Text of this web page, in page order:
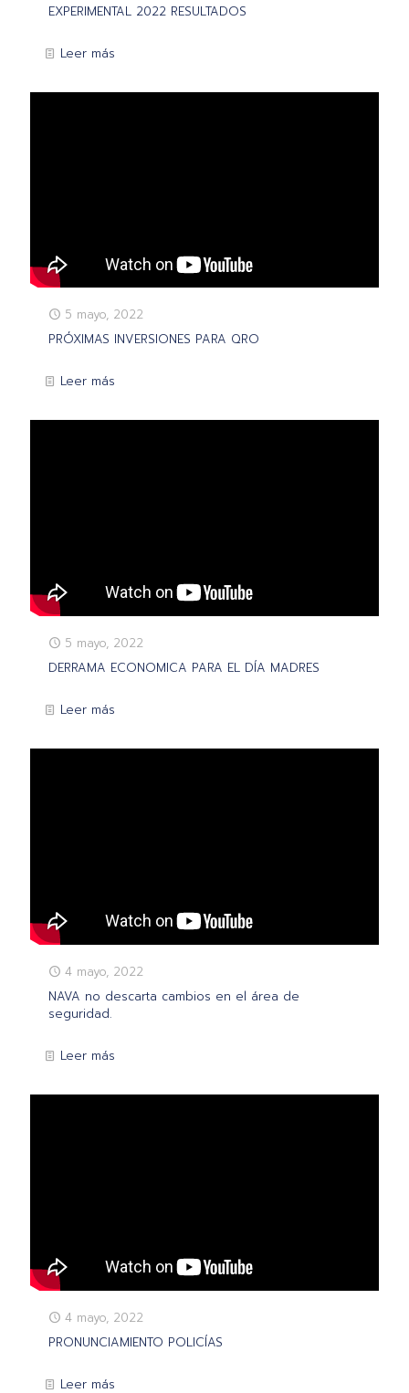
EXPERIMENTAL 2022 RESULTADOS
Leer más
5 mayo, 2022
PRÓXIMAS INVERSIONES PARA QRO
Leer más
5 mayo, 2022
DERRAMA ECONOMICA PARA EL DÍA MADRES
Leer más
4 mayo, 2022
NAVA no descarta cambios en el área de
seguridad.
Leer más
4 mayo, 2022
PRONUNCIAMIENTO POLICÍAS
Leer más